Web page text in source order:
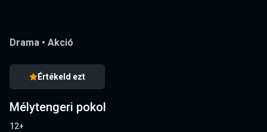
Drama • Akció
Értékeld ezt
Mélytengeri pokol
12+